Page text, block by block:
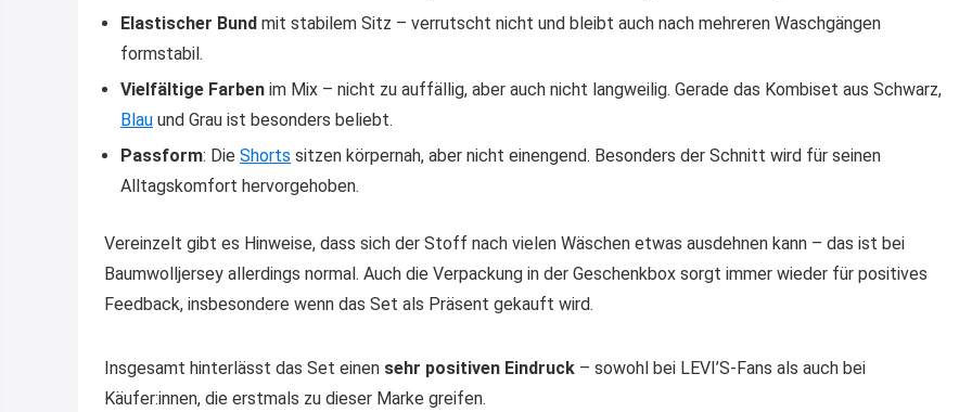
Elastischer Bund mit stabilem Sitz – verrutscht nicht und bleibt auch nach mehreren Waschgängen
formstabil.
Vielfältige Farben im Mix – nicht zu auffällig, aber auch nicht langweilig. Gerade das Kombiset aus Schwarz,
Blau und Grau ist besonders beliebt.
Passform: Die Shorts sitzen körpernah, aber nicht einengend. Besonders der Schnitt wird für seinen
Alltagskomfort hervorgehoben.
Vereinzelt gibt es Hinweise, dass sich der Stoff nach vielen Wäschen etwas ausdehnen kann – das ist bei
Baumwolljersey allerdings normal. Auch die Verpackung in der Geschenkbox sorgt immer wieder für positives
Feedback, insbesondere wenn das Set als Präsent gekauft wird.
Insgesamt hinterlässt das Set einen sehr positiven Eindruck – sowohl bei LEVI’S-Fans als auch bei
Käufer:innen, die erstmals zu dieser Marke greifen.